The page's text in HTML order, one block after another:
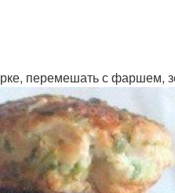
перемешать с фаршем,